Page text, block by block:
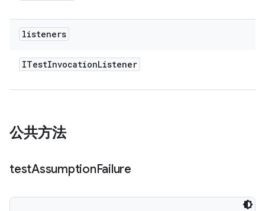
listeners
ITestInvocationListener
公共方法
testAssumptionFailure